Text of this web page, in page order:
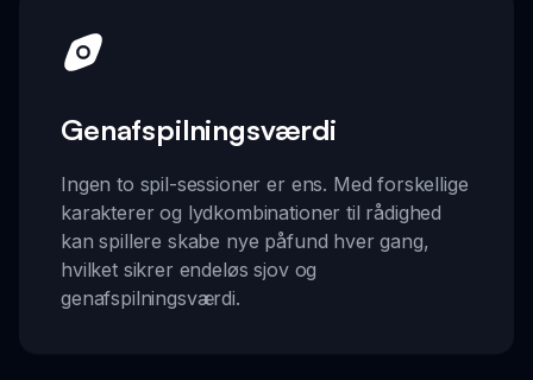
Genafspilningsværdi
Ingen to spil-sessioner er ens. Med forskellige
karakterer og lydkombinationer til rådighed
kan spillere skabe nye påfund hver gang,
hvilket sikrer endeløs sjov og
genafspilningsværdi.